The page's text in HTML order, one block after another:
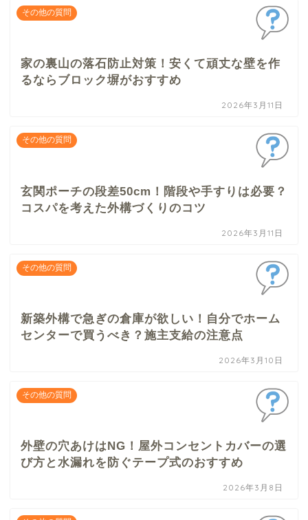
その他の質問
家の裏山の落石防止対策！安くて頑丈な壁を作
るならブロック塀がおすすめ
2026年3月11日
その他の質問
玄関ポーチの段差50cm！階段や手すりは必要？
コスパを考えた外構づくりのコツ
2026年3月11日
その他の質問
新築外構で急ぎの倉庫が欲しい！自分でホーム
センターで買うべき？施主支給の注意点
2026年3月10日
その他の質問
外壁の穴あけはNG！屋外コンセントカバーの選
び方と水漏れを防ぐテープ式のおすすめ
2026年3月8日